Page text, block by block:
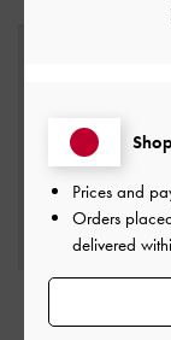
ヒールロングブー
Prices and
Orders
delivered